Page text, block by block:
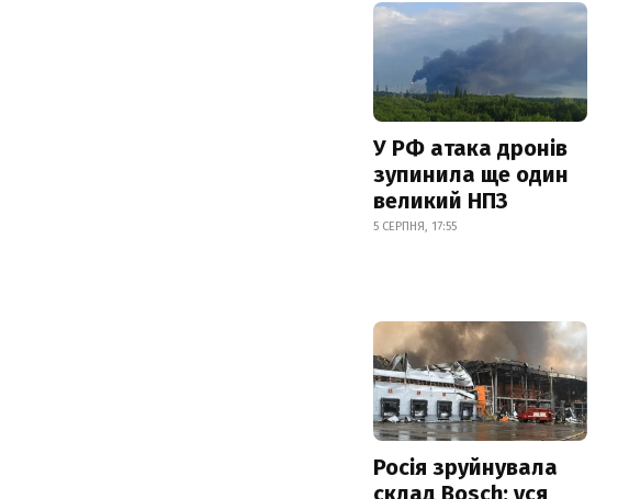
У РФ атака дронів
зупинила ще один
великий НПЗ
5 СЕРПНЯ, 17:55
Росія зруйнувала
склад Bosch: уся